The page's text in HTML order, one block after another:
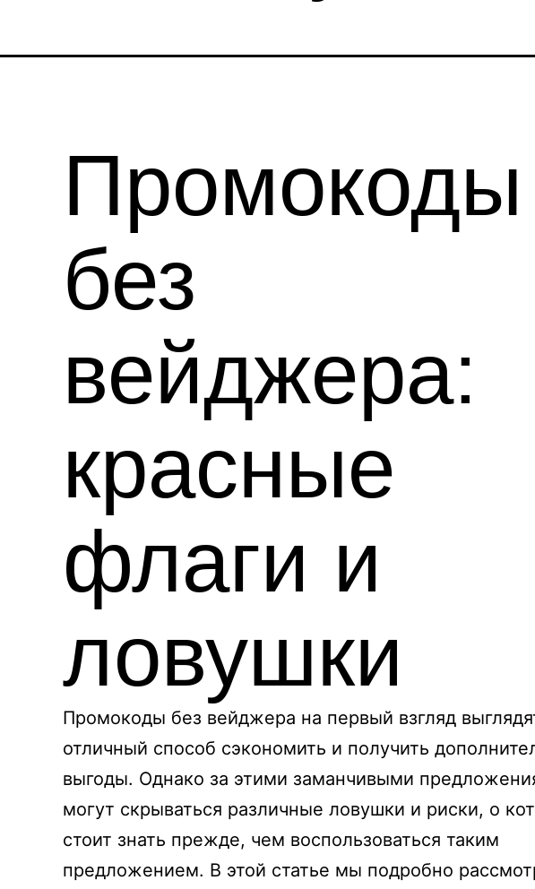
Промокоды
без
вейджера:
красные
флаги и
ловушки
Промокоды без вейджера на первый взгляд
отличный способ сэкономить и получить
выгоды. Однако за этими заманчивыми
могут скрываться различные ловушки и риски, о
стоит знать прежде, чем воспользоваться таким
предложением. В этой статье мы подробно